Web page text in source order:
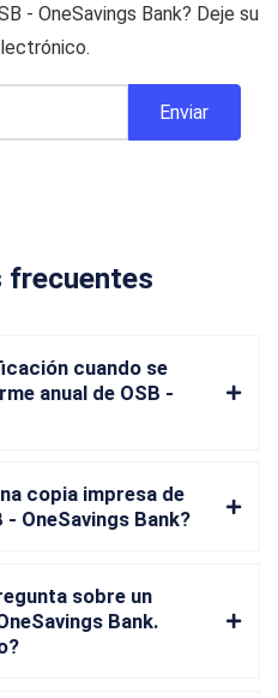
- OneSavings Bank? Deje su
frecuentes
cuando se
anual de OSB -
copia impresa de
- OneSavings Bank?
sobre un
Bank.